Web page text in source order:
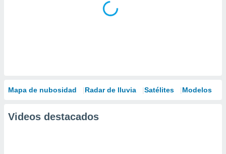
Mapa de nubosidad Radar de lluvia Satélites Modelos
Videos destacados